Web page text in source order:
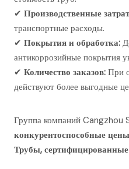
✔ Производственные
транспортные расходы.
✔ Покрытия и обработка:
антикоррозийные покрытия
✔ Количество заказов: При
действуют более выгодные
Группа компаний Cangzhou
конкурентоспособные
Трубы,